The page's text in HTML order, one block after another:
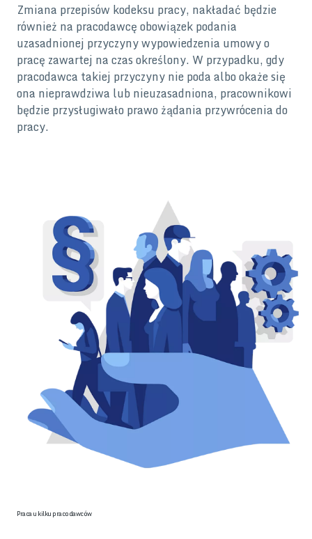
Zmiana przepisów kodeksu pracy, nakładać będzie
również na pracodawcę obowiązek podania
uzasadnionej przyczyny wypowiedzenia umowy o
pracę zawartej na czas określony. W przypadku, gdy
pracodawca takiej przyczyny nie poda albo okaże się
ona nieprawdziwa lub nieuzasadniona, pracownikowi
będzie przysługiwało prawo żądania przywrócenia do
pracy.
Praca u kilku pracodawców